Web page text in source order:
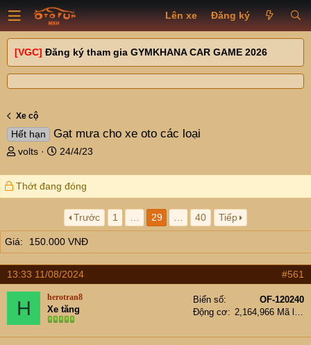
Lên xe Đăng ký
[VGC] Đăng ký tham gia GYMKHANA CAR GAME 2026
Xe cộ
Hết hạn Gạt mưa cho xe oto các loại
T
r
e
s
t
a
t
r
volts
N
à
y
i
24/4/23
Thớt đang đóng
Trước 1 29 40 Tiếp
Giá 150.000 VNĐ
13:33 11/08/2024 #561
H herotran8
Xe tăng
Biển số
OF-120240
Động cơ
2,164,966 Mã lực